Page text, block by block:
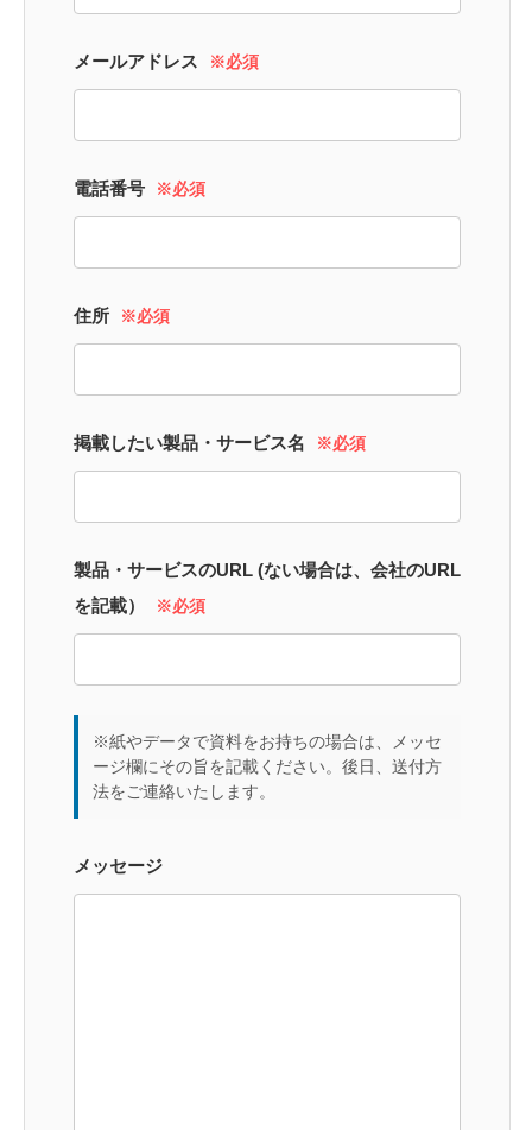
メールアドレス ※必須
電話番号 ※必須
住所 ※必須
掲載したい製品・サービス名 ※必須
製品・サービスのURL (ない場合は、会社のURL
を記載）
※必須
※紙やデータで資料をお持ちの場合は、メッセ
ージ欄にその旨を記載ください。後日、送付方
法をご連絡いたします。
メッセージ